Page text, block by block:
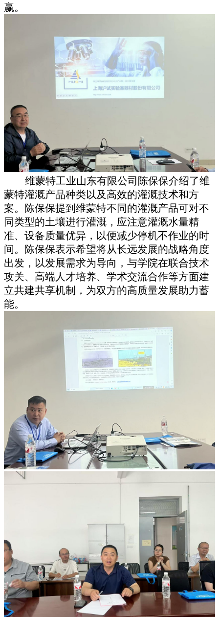
赢。
维蒙特工业山东有限公司陈保保介绍了维
蒙特灌溉产品种类以及高效的灌溉技术和方
案。陈保保提到维蒙特不同的灌溉产品可对不
同类型的土壤进行灌溉，应注意灌溉水量精
准、设备质量优异，以便减少停机不作业的时
间。陈保保表示希望将从长远发展的战略角度
出发，以发展需求为导向，与学院在联合技术
攻关、高端人才培养、学术交流合作等方面建
立共建共享机制，为双方的高质量发展助力蓄
能。